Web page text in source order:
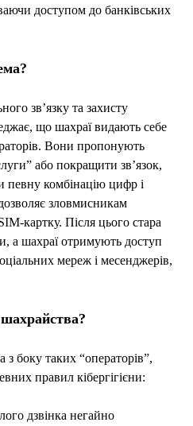
доступом до банківських
зв’язку та захисту
що шахраї видають себе
Вони пропонують
або покращити зв’язок,
певну комбінацію цифр і
зловмисникам
картку. Після цього стара
а шахраї отримують доступ
мереж і месенджерів,
боку таких “операторів”,
правил кібергігієни:
дзвінка негайно